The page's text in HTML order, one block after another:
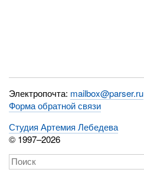
Электропочта: mailbox@parser.ru
Форма обратной связи
Студия Артемия Лебедева
© 1997–2026